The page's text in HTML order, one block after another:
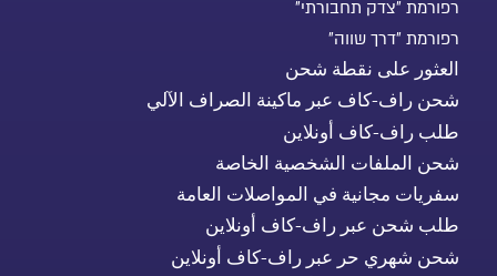
רפורמת "צדק תחבורתי"
רפורמת "דרך שווה"
العثور على نقطة شحن
شحن راف-كاف عبر ماكينة الصراف الآلي
طلب راف-كاف أونلاين
شحن الملفات الشخصية الخاصة
سفريات مجانية في المواصلات العامة
طلب شحن عبر راف-كاف أونلاين
شحن شهري حر عبر راف-كاف أونلاين